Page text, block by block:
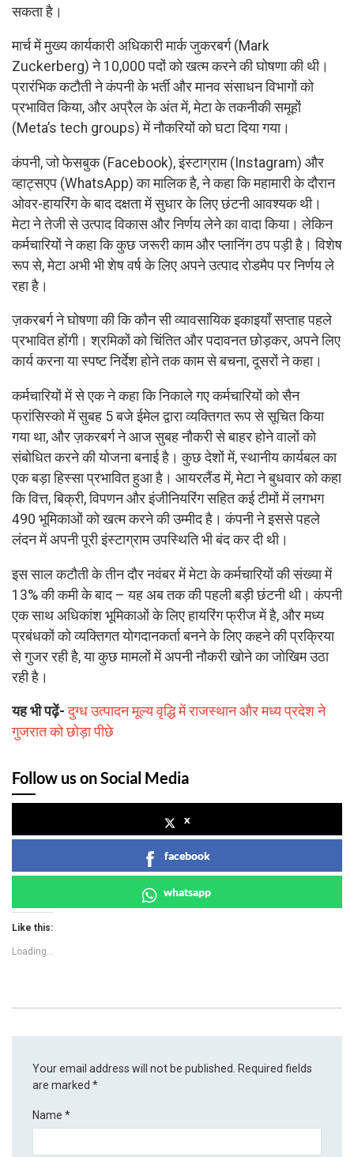
सकता है।
मार्च में मुख्य कार्यकारी अधिकारी मार्क जुकरबर्ग (Mark
Zuckerberg) ने 10,000 पदों को खत्म करने की घोषणा की थी।
प्रारंभिक कटौती ने कंपनी के भर्ती और मानव संसाधन विभागों को
प्रभावित किया, और अप्रैल के अंत में, मेटा के तकनीकी समूहों
(Meta’s tech groups) में नौकरियों को घटा दिया गया।
कंपनी, जो फेसबुक (Facebook), इंस्टाग्राम (Instagram) और
व्हाट्सएप (WhatsApp) का मालिक है, ने कहा कि महामारी के दौरान
ओवर-हायरिंग के बाद दक्षता में सुधार के लिए छंटनी आवश्यक थी।
मेटा ने तेजी से उत्पाद विकास और निर्णय लेने का वादा किया। लेकिन
कर्मचारियों ने कहा कि कुछ जरूरी काम और प्लानिंग ठप पड़ी है। विशेष
रूप से, मेटा अभी भी शेष वर्ष के लिए अपने उत्पाद रोडमैप पर निर्णय ले
रहा है।
ज़करबर्ग ने घोषणा की कि कौन सी व्यावसायिक इकाइयाँ सप्ताह पहले
प्रभावित होंगी। श्रमिकों को चिंतित और पदावनत छोड़कर, अपने लिए
कार्य करना या स्पष्ट निर्देश होने तक काम से बचना, दूसरों ने कहा।
कर्मचारियों में से एक ने कहा कि निकाले गए कर्मचारियों को सैन
फ्रांसिस्को में सुबह 5 बजे ईमेल द्वारा व्यक्तिगत रूप से सूचित किया
गया था, और ज़करबर्ग ने आज सुबह नौकरी से बाहर होने वालों को
संबोधित करने की योजना बनाई है। कुछ देशों में, स्थानीय कार्यबल का
एक बड़ा हिस्सा प्रभावित हुआ है। आयरलैंड में, मेटा ने बुधवार को कहा
कि वित्त, बिक्री, विपणन और इंजीनियरिंग सहित कई टीमों में लगभग
490 भूमिकाओं को खत्म करने की उम्मीद है। कंपनी ने इससे पहले
लंदन में अपनी पूरी इंस्टाग्राम उपस्थिति भी बंद कर दी थी।
इस साल कटौती के तीन दौर नवंबर में मेटा के कर्मचारियों की संख्या में
13% की कमी के बाद – यह अब तक की पहली बड़ी छंटनी थी। कंपनी
एक साथ अधिकांश भूमिकाओं के लिए हायरिंग फ्रीज में है, और मध्य
प्रबंधकों को व्यक्तिगत योगदानकर्ता बनने के लिए कहने की प्रक्रिया
से गुजर रही है, या कुछ मामलों में अपनी नौकरी खोने का जोखिम उठा
रही है।
यह भी पढ़ें-दुग्ध उत्पादन मूल्य वृद्धि में राजस्थान और मध्य प्रदेश ने
गुजरात को छोड़ा पीछे
Follow us on Social Media
x
facebook
whatsapp
Like this:
Loading...
Your email address will not be published.
Required fields
are marked*
Name*